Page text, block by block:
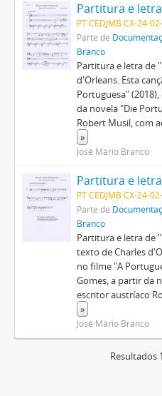
Partitura e
PT CEDJMB CX-24-
Parte de
Branco
Partitura e letra de
d'Orleans. Esta
Portuguesa"
da novela "Die
Robert Musil, com
»
José Mário Branco
Partitura e
PT CEDJMB CX-24-
Parte de
Branco
Partitura e letra de
texto de Charles
no filme "A
Gomes, a partir da
escritor austríaco
»
José Mário Branco
Resultados